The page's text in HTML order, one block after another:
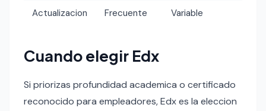
Actualizacion Frecuente Variable
Cuando elegir Edx
Si priorizas profundidad academica o certificado
reconocido para empleadores, Edx es la eleccion